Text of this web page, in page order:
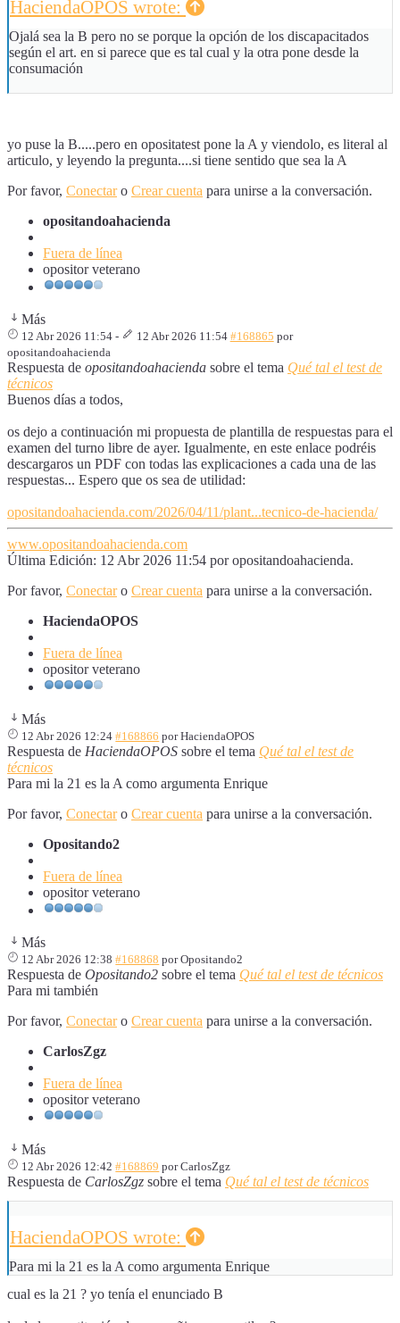
HaciendaOPOS wrote:
Ojalá sea la B pero no se porque la opción de los discapacitados
según el art. en si parece que es tal cual y la otra pone desde la
consumación
yo puse la B.....pero en opositatest pone la A y viendolo, es literal al
articulo, y leyendo la pregunta....si tiene sentido que sea la A
Por favor, Conectaro Crear cuenta para unirse a la conversación.
opositandoahacienda
Fuera de línea
opositor veterano
Más
12 Abr 2026 11:54 - 12 Abr 2026 11:54 #168865 por
opositandoahacienda
Respuesta de opositandoahacienda sobre el tema Qué tal el test de
técnicos
Buenos días a todos,
os dejo a continuación mi propuesta de plantilla de respuestas para el
examen del turno libre de ayer. Igualmente, en este enlace podréis
descargaros un PDF con todas las explicaciones a cada una de las
respuestas... Espero que os sea de utilidad:
opositandoahacienda.com/2026/04/11/plant...tecnico-de-hacienda/
www.opositandoahacienda.com
Última Edición: 12 Abr 2026 11:54 poropositandoahacienda.
Por favor, Conectaro Crear cuenta para unirse a la conversación.
HaciendaOPOS
Fuera de línea
opositor veterano
Más
12 Abr 2026 12:24 #168866 porHaciendaOPOS
Respuesta de HaciendaOPOS sobre el tema Qué tal el test de
técnicos
Para mi la 21 es la A como argumenta Enrique
Por favor, Conectaro Crear cuenta para unirse a la conversación.
Opositando2
Fuera de línea
opositor veterano
Más
12 Abr 2026 12:38 #168868 porOpositando2
Respuesta de Opositando2 sobre el tema Qué tal el test de técnicos
Para mi también
Por favor, Conectaro Crear cuenta para unirse a la conversación.
CarlosZgz
Fuera de línea
opositor veterano
Más
12 Abr 2026 12:42 #168869 porCarlosZgz
Respuesta de CarlosZgz sobre el tema Qué tal el test de técnicos
HaciendaOPOS wrote:
Para mi la 21 es la A como argumenta Enrique
cual es la 21 ? yo tenía el enunciado B